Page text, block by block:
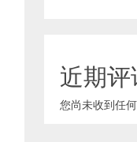
近期评
您尚未收到任何